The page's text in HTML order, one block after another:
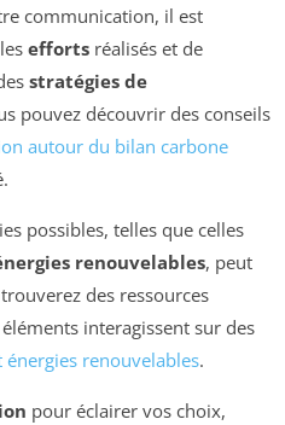
communication, il est
efforts réalisés et de
stratégies de
pouvez découvrir des conseils
autour du bilan carbone
possibles, telles que celles
renouvelables, peut
des ressources
interagissent sur des
renouvelables.
pour éclairer vos choix,